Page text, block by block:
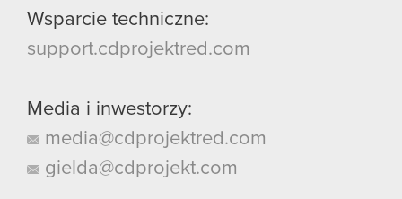
Wsparcie techniczne:
support.cdprojektred.com
Media i inwestorzy:
media@cdprojektred.com
gielda@cdprojekt.com